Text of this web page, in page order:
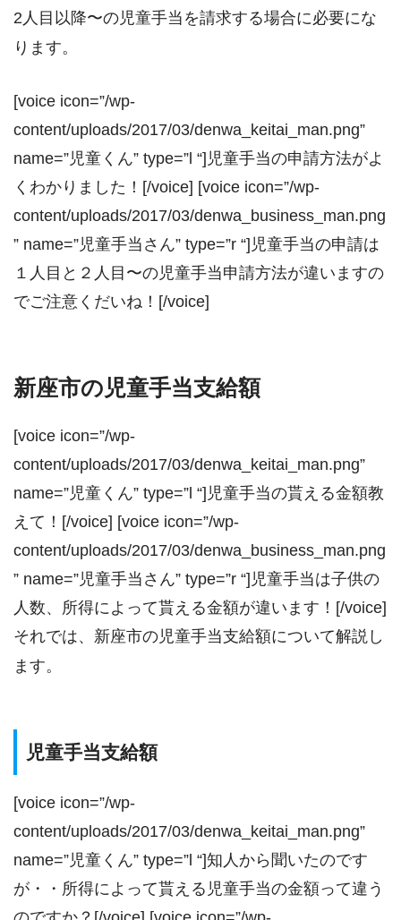
2人目以降〜の児童手当を請求する場合に必要にな
ります。
[voice icon=”/wp-
content/uploads/2017/03/denwa_keitai_man.png”
name=”児童くん” type=”l “]児童手当の申請方法がよ
くわかりました！[/voice] [voice icon=”/wp-
content/uploads/2017/03/denwa_business_man.png
” name=”児童手当さん” type=”r “]児童手当の申請は
１人目と２人目〜の児童手当申請方法が違いますの
でご注意くだいね！[/voice]
新座市の児童手当支給額
[voice icon=”/wp-
content/uploads/2017/03/denwa_keitai_man.png”
name=”児童くん” type=”l “]児童手当の貰える金額教
えて！[/voice] [voice icon=”/wp-
content/uploads/2017/03/denwa_business_man.png
” name=”児童手当さん” type=”r “]児童手当は子供の
人数、所得によって貰える金額が違います！[/voice]
それでは、新座市の児童手当支給額について解説し
ます。
児童手当支給額
[voice icon=”/wp-
content/uploads/2017/03/denwa_keitai_man.png”
name=”児童くん” type=”l “]知人から聞いたのです
が・・所得によって貰える児童手当の金額って違う